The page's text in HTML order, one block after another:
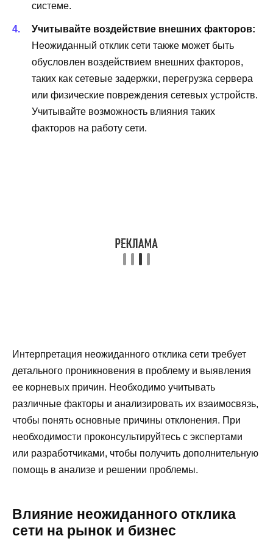
системе.
Учитывайте воздействие внешних факторов:
Неожиданный отклик сети также может быть
обусловлен воздействием внешних факторов,
таких как сетевые задержки, перегрузка сервера
или физические повреждения сетевых устройств.
Учитывайте возможность влияния таких
факторов на работу сети.
Интерпретация неожиданного отклика сети требует
детального проникновения в проблему и выявления
ее корневых причин. Необходимо учитывать
различные факторы и анализировать их взаимосвязь,
чтобы понять основные причины отклонения. При
необходимости проконсультируйтесь с экспертами
или разработчиками, чтобы получить дополнительную
помощь в анализе и решении проблемы.
Влияние неожиданного отклика
сети на рынок и бизнес